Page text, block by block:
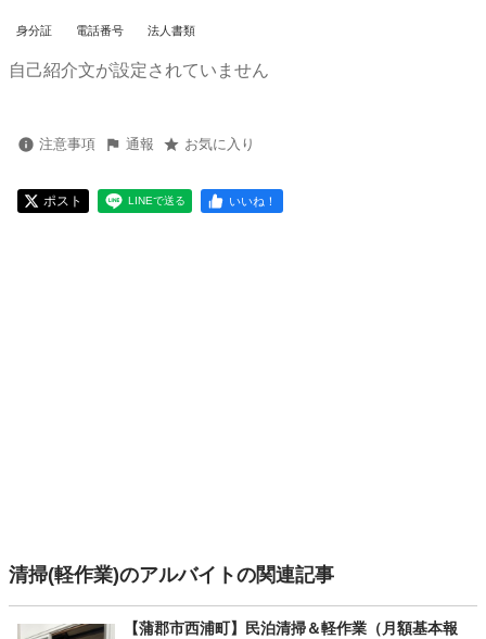
身分証 電話番号 法人書類
自己紹介文が設定されていません
注意事項 通報 お気に入り
ポスト LINEで送る いいね！
清掃(軽作業)のアルバイトの関連記事
【蒲郡市西浦町】民泊清掃＆軽作業（月額基本報